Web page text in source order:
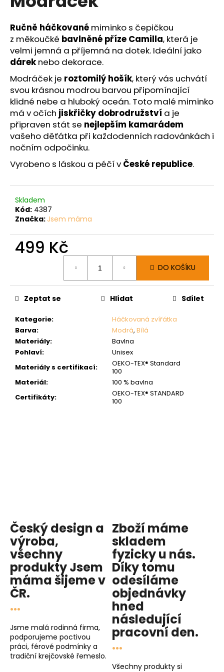
hvězdiček.
Ručně háčkované miminko s čepičkou
z měkoučké bavlněné příze Camilla, která je
velmi jemná a příjemná na dotek. Ideální jako
dárek nebo dekorace.
Modráček je roztomilý hošík, který vás uchvátí
svou krásnou modrou barvou připomínající
klidné nebe a hluboký oceán. Toto malé miminko
má v očích jiskřičky dobrodružství a je
připraven stát se nejlepším kamarádem
vašeho děťátka při každodenních radovánkách i
nočním odpočinku.
Vyrobeno s láskou a péčí v České republice.
Skladem
Kód: 4387
Značka: Jsem máma
499 Kč
DO KOŠÍKU
Kategorie:
Háčkovaná zvířátka
Barva: Modrá, Bílá
Materiály:
Bavlna
Pohlaví:
Unisex
Materiály s certifikací:
OEKO-TEX® Standard
100
Materiál:
100 % bavlna
Certifikáty:
OEKO-TEX® STANDARD
100
Zeptat se Hlídat Sdílet
Český design a
výroba,
všechny
produktyJsem
mámašijeme v
ČR.
...
Jsme malá rodinná firma,
podporujeme poctivou
práci, férové podmínky a
tradiční krejčovské řemeslo.
Zboží máme
skladem
fyzicky u nás.
Díky tomu
odesíláme
objednávky
hned
následující
pracovní den.
...
Všechny produkty si
j
e
m
e